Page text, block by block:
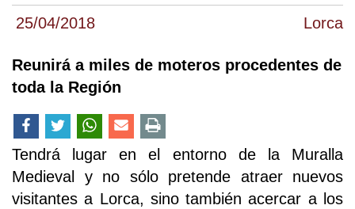
25/04/2018 Lorca
Reunirá a miles de moteros procedentes de
toda la Región
Tendrá lugar en el entorno de la Muralla
Medieval y no sólo pretende atraer nuevos
visitantes a Lorca, sino también acercar a los